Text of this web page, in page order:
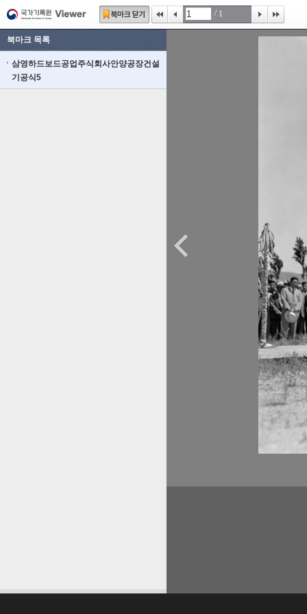
/ 1
북마크 목록
삼영하드보드공업주식회사안양공장건설
기공식5